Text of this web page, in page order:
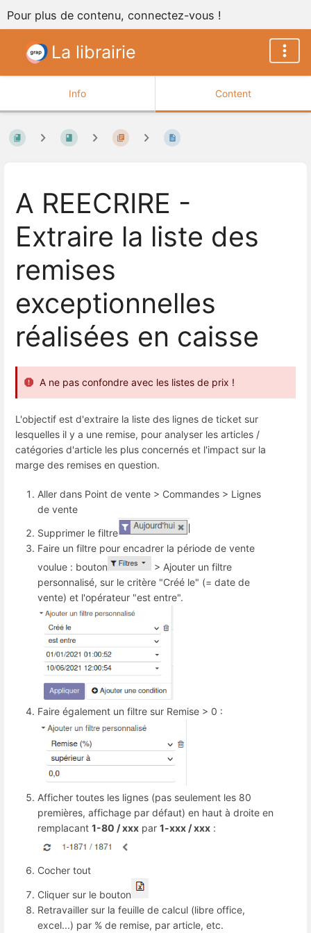
Pour plus de contenu, connectez-vous !
La librairie
Info Content
A REECRIRE -
Extraire la liste des
remises
exceptionnelles
réalisées en caisse
A ne pas confondre avec les listes de prix !
L'objectif est d'extraire la liste des lignes de ticket sur
lesquelles il y a une remise, pour analyser les articles /
catégories d'article les plus concernés et l'impact sur la
marge des remises en question.
Aller dans Point de vente > Commandes > Lignes
de vente
Supprimer le filtre
Faire un filtre pour encadrer la période de vente
voulue : bouton
> Ajouter un filtre
personnalisé, sur le critère "Créé le" (= date de
vente) et l'opérateur "est entre".
Faire également un filtre sur Remise > 0 :
Afficher toutes les lignes (pas seulement les 80
premières, affichage par défaut) en haut à droite en
remplacant 1-80 / xxx par 1-xxx / xxx :
Cocher tout
Cliquer sur le bouton
Retravailler sur la feuille de calcul (libre office,
excel...) par % de remise, par article, etc.